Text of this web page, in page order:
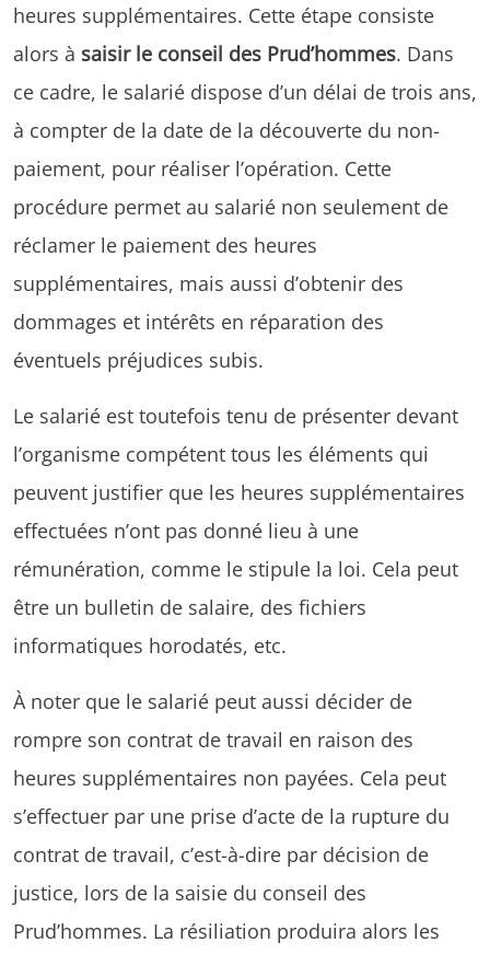
heures supplémentaires. Cette étape consiste
alors à saisir le conseil des Prud’hommes. Dans
ce cadre, le salarié dispose d’un délai de trois ans,
à compter de la date de la découverte du non-
paiement, pour réaliser l’opération. Cette
procédure permet au salarié non seulement de
réclamer le paiement des heures
supplémentaires, mais aussi d’obtenir des
dommages et intérêts en réparation des
éventuels préjudices subis.
Le salarié est toutefois tenu de présenter devant
l’organisme compétent tous les éléments qui
peuvent justifier que les heures supplémentaires
effectuées n’ont pas donné lieu à une
rémunération, comme le stipule la loi. Cela peut
être un bulletin de salaire, des fichiers
informatiques horodatés, etc.
À noter que le salarié peut aussi décider de
rompre son contrat de travail en raison des
heures supplémentaires non payées. Cela peut
s’effectuer par une prise d’acte de la rupture du
contrat de travail, c’est-à-dire par décision de
justice, lors de la saisie du conseil des
Prud’hommes. La résiliation produira alors les